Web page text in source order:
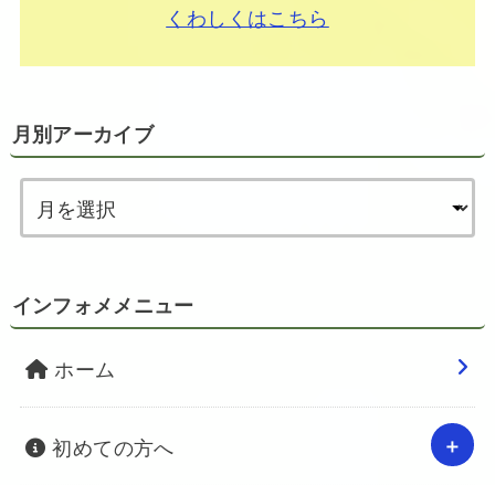
くわしくはこちら
月別アーカイブ
インフォメメニュー
ホーム
初めての方へ